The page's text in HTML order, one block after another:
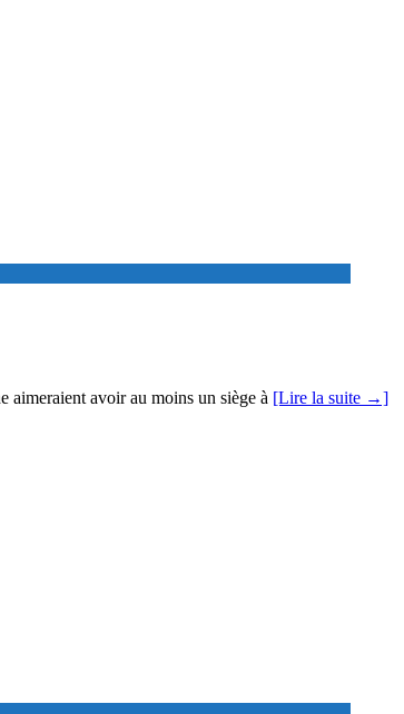
aimeraient avoir au moins un siège à [Lire la suite →]